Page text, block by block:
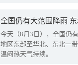
全国仍有大范围降雨
今天（8月3日），全国仍
地区东部至华北、东北一
温闷热天气持续。